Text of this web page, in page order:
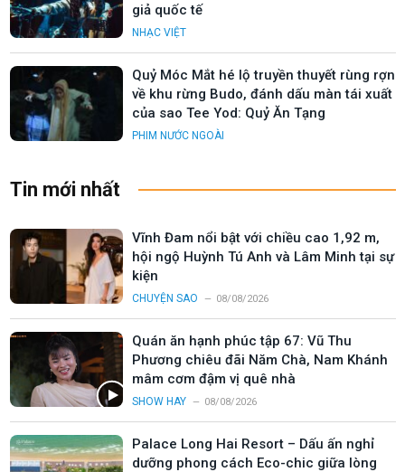
giả quốc tế
NHẠC VIỆT
Quỷ Móc Mắt hé lộ truyền thuyết rùng rợn
về khu rừng Budo, đánh dấu màn tái xuất
của sao Tee Yod: Quỷ Ăn Tạng
PHIM NƯỚC NGOÀI
Tin mới nhất
Vĩnh Đam nổi bật với chiều cao 1,92 m,
hội ngộ Huỳnh Tú Anh và Lâm Minh tại sự
kiện
CHUYỆN SAO 08/08/2026
Quán ăn hạnh phúc tập 67: Vũ Thu
Phương chiêu đãi Năm Chà, Nam Khánh
mâm cơm đậm vị quê nhà
SHOW HAY 08/08/2026
Palace Long Hai Resort – Dấu ấn nghỉ
dưỡng phong cách Eco-chic giữa lòng